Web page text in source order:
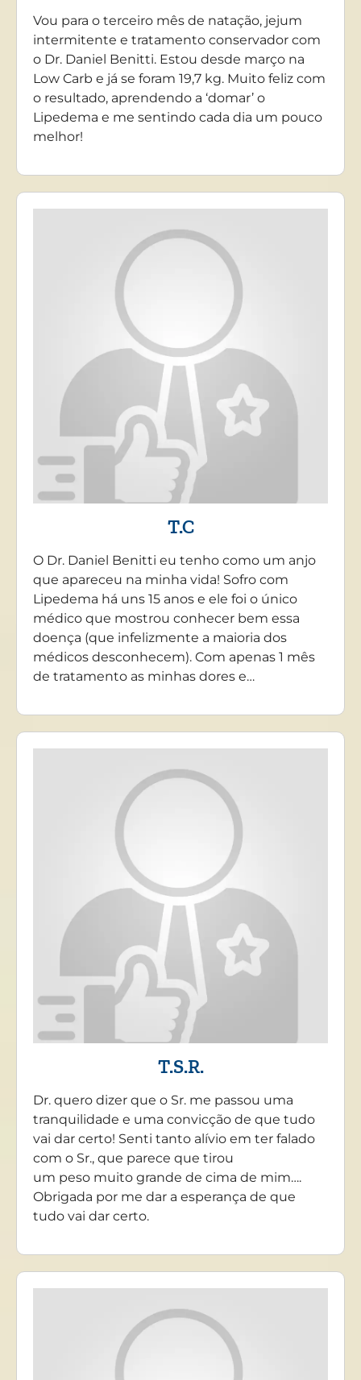
Vou para o terceiro mês de natação, jejum
intermitente e tratamento conservador com
o Dr. Daniel Benitti. Estou desde março na
Low Carb e já se foram 19,7 kg. Muito feliz com
o resultado, aprendendo a ‘domar’ o
Lipedema e me sentindo cada dia um pouco
melhor!
T.C
O Dr. Daniel Benitti eu tenho como um anjo
que apareceu na minha vida! Sofro com
Lipedema há uns 15 anos e ele foi o único
médico que mostrou conhecer bem essa
doença (que infelizmente a maioria dos
médicos desconhecem). Com apenas 1 mês
de tratamento as minhas dores e…
T.S.R.
Dr. quero dizer que o Sr. me passou uma
tranquilidade e uma convicção de que tudo
vai dar certo! Senti tanto alívio em ter falado
com o Sr., que parece que tirou
um peso muito grande de cima de mim….
Obrigada por me dar a esperança de que
tudo vai dar certo.